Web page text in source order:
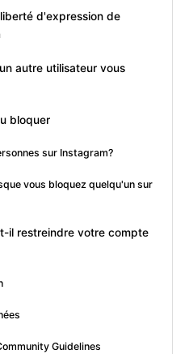
d'expression de
autre utilisateur vous
bloquer
sur Instagram?
vous bloquez quelqu'un sur
il restreindre votre compte
Guidelines